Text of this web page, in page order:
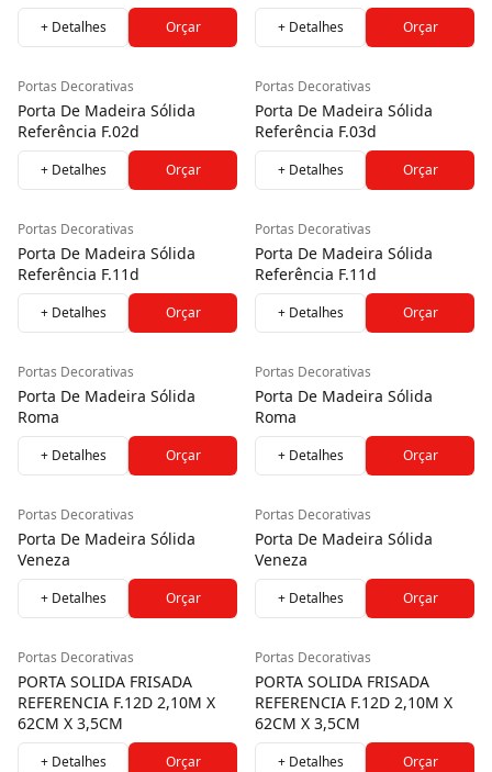
+ Detalhes Orçar + Detalhes Orçar
Portas Decorativas
Porta De Madeira Sólida
Referência F.02d
+ Detalhes Orçar
Portas Decorativas
Porta De Madeira Sólida
Referência F.03d
+ Detalhes Orçar
Portas Decorativas
Porta De Madeira Sólida
Referência F.11d
+ Detalhes Orçar
Portas Decorativas
Porta De Madeira Sólida
Referência F.11d
+ Detalhes Orçar
Portas Decorativas
Porta De Madeira Sólida
Roma
+ Detalhes Orçar
Portas Decorativas
Porta De Madeira Sólida
Roma
+ Detalhes Orçar
Portas Decorativas
Porta De Madeira Sólida
Veneza
+ Detalhes Orçar
Portas Decorativas
Porta De Madeira Sólida
Veneza
+ Detalhes Orçar
Portas Decorativas
PORTA SOLIDA FRISADA
REFERENCIA F.12D 2,10M X
62CM X 3,5CM
+ Detalhes Orçar
Portas Decorativas
PORTA SOLIDA FRISADA
REFERENCIA F.12D 2,10M X
62CM X 3,5CM
+ Detalhes Orçar